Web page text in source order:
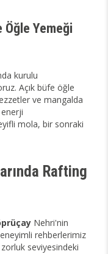
Öğle Yemeği
kurulu
Açık büfe öğle
ve mangalda
mola, bir sonraki
Rafting
Nehri'nin
rehberlerimiz
seviyesindeki